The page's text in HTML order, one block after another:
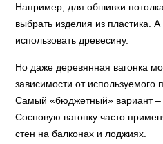
Например, для обшивки
выбрать изделия из пластика.
использовать древесину.
Но даже деревянная вагонка
зависимости от используемого
Самый «бюджетный» вариант –
Сосновую вагонку часто
стен на балконах и лоджиях.